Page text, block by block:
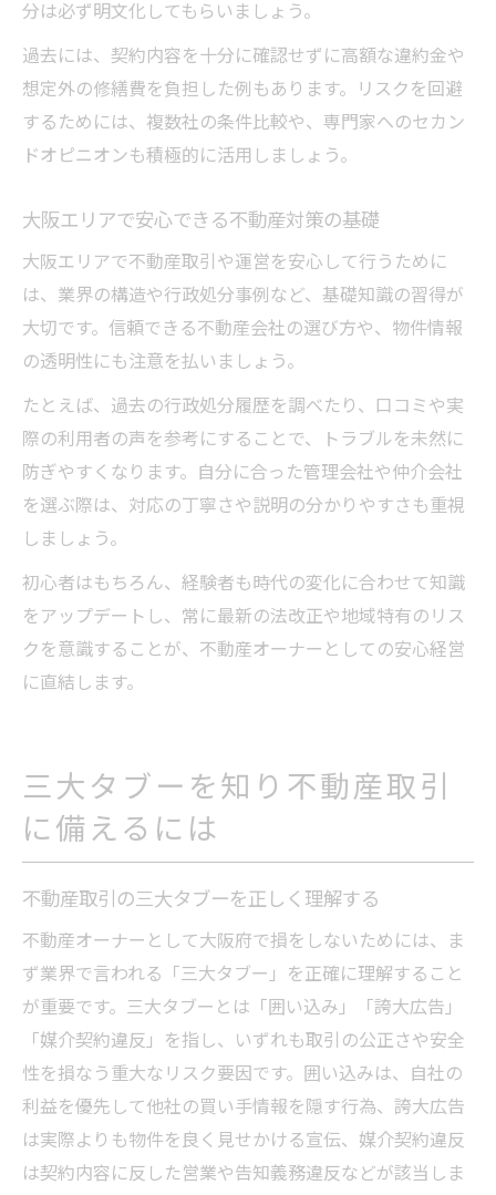
分は必ず明文化してもらいましょう。
過去には、契約内容を十分に確認せずに高額な違約金や
想定外の修繕費を負担した例もあります。リスクを回避
するためには、複数社の条件比較や、専門家へのセカン
ドオピニオンも積極的に活用しましょう。
大阪エリアで安心できる不動産対策の基礎
大阪エリアで不動産取引や運営を安心して行うために
は、業界の構造や行政処分事例など、基礎知識の習得が
大切です。信頼できる不動産会社の選び方や、物件情報
の透明性にも注意を払いましょう。
たとえば、過去の行政処分履歴を調べたり、口コミや実
際の利用者の声を参考にすることで、トラブルを未然に
防ぎやすくなります。自分に合った管理会社や仲介会社
を選ぶ際は、対応の丁寧さや説明の分かりやすさも重視
しましょう。
初心者はもちろん、経験者も時代の変化に合わせて知識
をアップデートし、常に最新の法改正や地域特有のリス
クを意識することが、不動産オーナーとしての安心経営
に直結します。
三大タブーを知り不動産取引
に備えるには
不動産取引の三大タブーを正しく理解する
不動産オーナーとして大阪府で損をしないためには、ま
ず業界で言われる「三大タブー」を正確に理解すること
が重要です。三大タブーとは「囲い込み」「誇大広告」
「媒介契約違反」を指し、いずれも取引の公正さや安全
性を損なう重大なリスク要因です。囲い込みは、自社の
利益を優先して他社の買い手情報を隠す行為、誇大広告
は実際よりも物件を良く見せかける宣伝、媒介契約違反
は契約内容に反した営業や告知義務違反などが該当しま